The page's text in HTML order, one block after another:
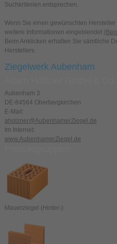
Suchkriterien entsprechen.
Wenn Sie einen gewünschten
weitere Informationen eingeblendet
Beim Anklicken erhalten Sie sämtliche
Herstellers.
Ziegelwerk Aubenham
Aubenham 3
DE-84564 Oberbergkirchen
E-Mail:
aholzner@AubenhamerZiegel.de
Im Internet:
www.AubenhamerZiegel.de
Mauerziegel (Hinter-)